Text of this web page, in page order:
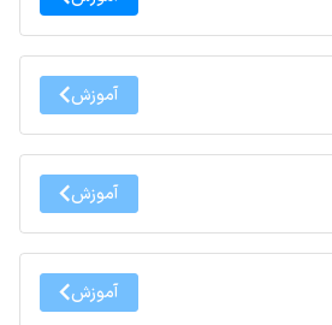
آموزش
آموزش
آموزش